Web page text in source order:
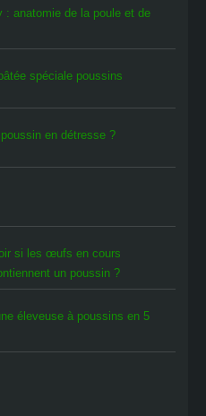
: anatomie de la poule et de
spéciale poussins
en détresse ?
si les œufs en cours
un poussin ?
éleveuse à poussins en 5